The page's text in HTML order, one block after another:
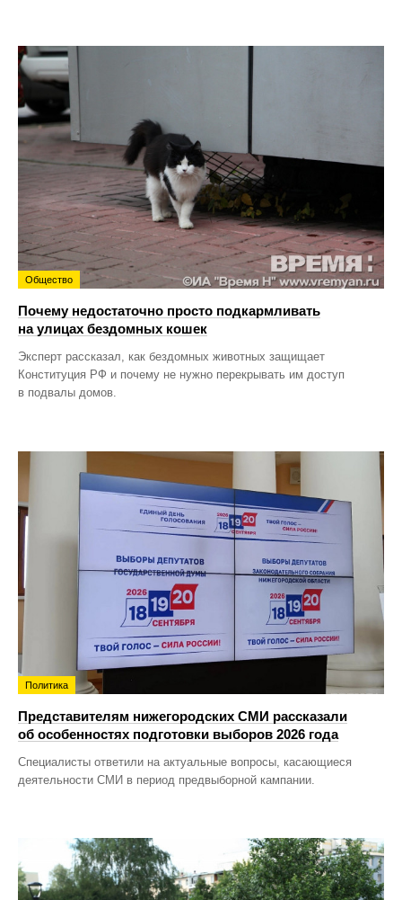
Общество
Почему недостаточно просто подкармливать
на улицах бездомных кошек
Эксперт рассказал, как бездомных животных защищает
Конституция РФ и почему не нужно перекрывать им доступ
в подвалы домов.
Политика
Представителям нижегородских СМИ рассказали
об особенностях подготовки выборов 2026 года
Специалисты ответили на актуальные вопросы, касающиеся
деятельности СМИ в период предвыборной кампании.